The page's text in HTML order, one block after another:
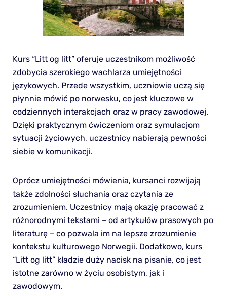
Kurs “Litt og litt” oferuje uczestnikom możliwość
zdobycia szerokiego wachlarza umiejętności
językowych. Przede wszystkim, uczniowie uczą się
płynnie mówić po norwesku, co jest kluczowe w
codziennych interakcjach oraz w pracy zawodowej.
Dzięki praktycznym ćwiczeniom oraz symulacjom
sytuacji życiowych, uczestnicy nabierają pewności
siebie w komunikacji.
Oprócz umiejętności mówienia, kursanci rozwijają
także zdolności słuchania oraz czytania ze
zrozumieniem. Uczestnicy mają okazję pracować z
różnorodnymi tekstami – od artykułów prasowych po
literaturę – co pozwala im na lepsze zrozumienie
kontekstu kulturowego Norwegii. Dodatkowo, kurs
“Litt og litt” kładzie duży nacisk na pisanie, co jest
istotne zarówno w życiu osobistym, jak i
zawodowym.